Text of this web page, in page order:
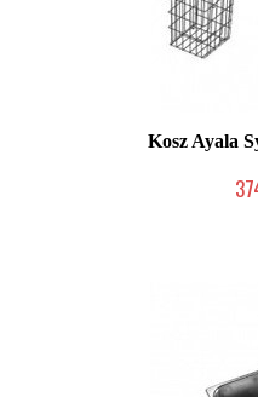
Kosz Ayala